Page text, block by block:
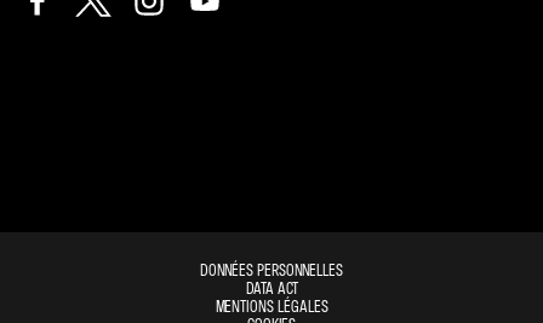
DONNÉES PERSONNELLES
DATA ACT
MENTIONS LÉGALES